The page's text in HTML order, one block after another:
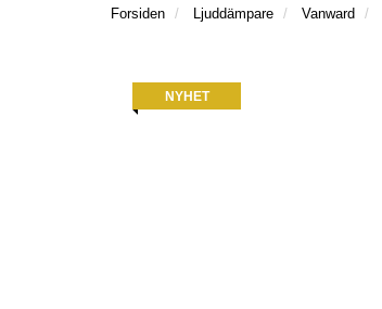
Forsiden Ljuddämpare Vanward
NYHET